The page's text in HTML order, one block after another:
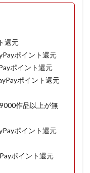
還元
ポイント還元
ポイント還元
ポイント還元
作品以上が無
ポイント還元
ポイント還元